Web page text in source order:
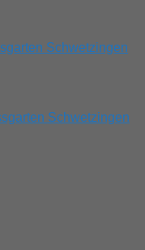
Schwetzingen